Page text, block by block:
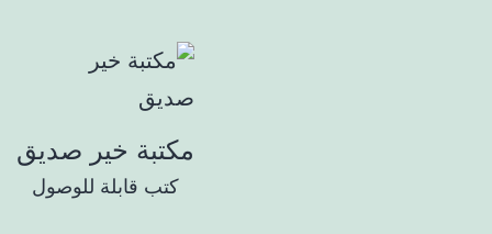
مكتبة خير صديق
كتب قابلة للوصول